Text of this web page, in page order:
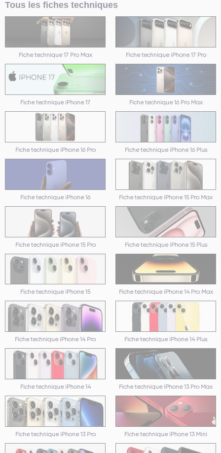
Tous les fiches techniques
Fiche technique 17 Pro Max Fiche technique iPhone 17 Pro
Fiche technique iPhone 17 Fiche technique 16 Pro Max
Fiche technique iPhone 16 Pro Fiche technique iPhone 16 Plus
Fiche technique iPhone 16 Fiche technique iPhone 15 Pro Max
Fiche technique iPhone 15 Pro Fiche technique iPhone 15 Plus
Fiche technique iPhone 15 Fiche technique iPhone 14 Pro Max
Fiche technique iPhone 14 Pro Fiche technique iPhone 14 Plus
Fiche technique iPhone 14 Fiche technique iPhone 13 Pro Max
Fiche technique iPhone 13 Pro Fiche technique iPhone 13 Mini